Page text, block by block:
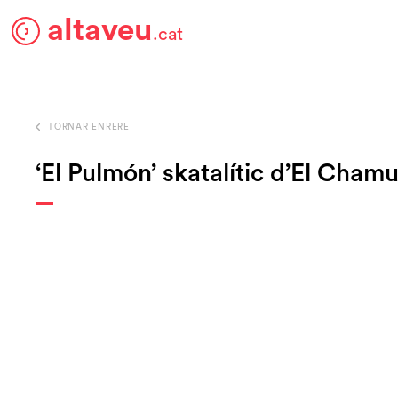
altaveu.cat
TORNAR ENRERE
‘El Pulmón’ skatalític d’El